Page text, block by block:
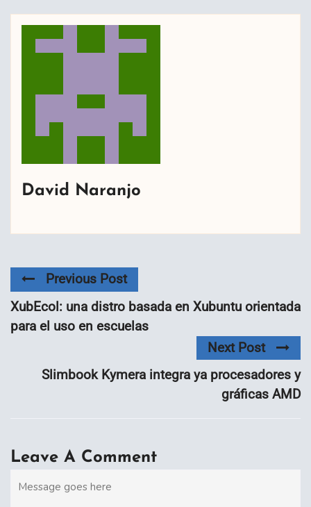
David Naranjo
Previous Post
XubEcol: una distro basada en Xubuntu orientada
para el uso en escuelas
Next Post
Slimbook Kymera integra ya procesadores y
gráficas AMD
Leave A Comment